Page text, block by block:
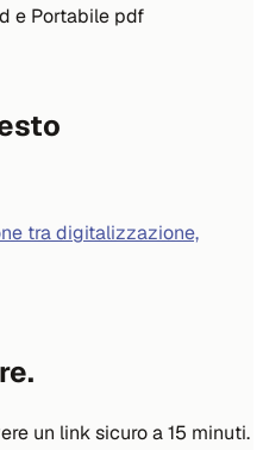
e Portabile pdf
tra digitalizzazione,
un link sicuro a 15 minuti.